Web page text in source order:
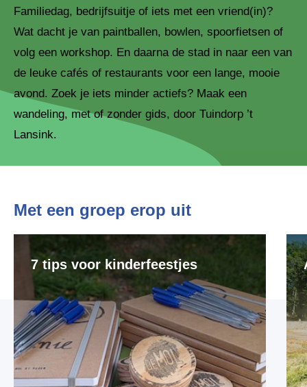
Familiedag, bedrijfsuitje of iets met een vriend(in)?
Wat dacht je van paintballen, bowlen, spoorfietsen of
volg een workshop. En daarna de stad in naar een van
de leuke cafés of restaurants voor een lange, mooie
avond. Zoek je iets minder actiefs? Maak een
wandeling, met of zonder gids, door Tuindorp ’t
Lansink.
Met een groep erop uit
7 tips voor kinderfeestjes